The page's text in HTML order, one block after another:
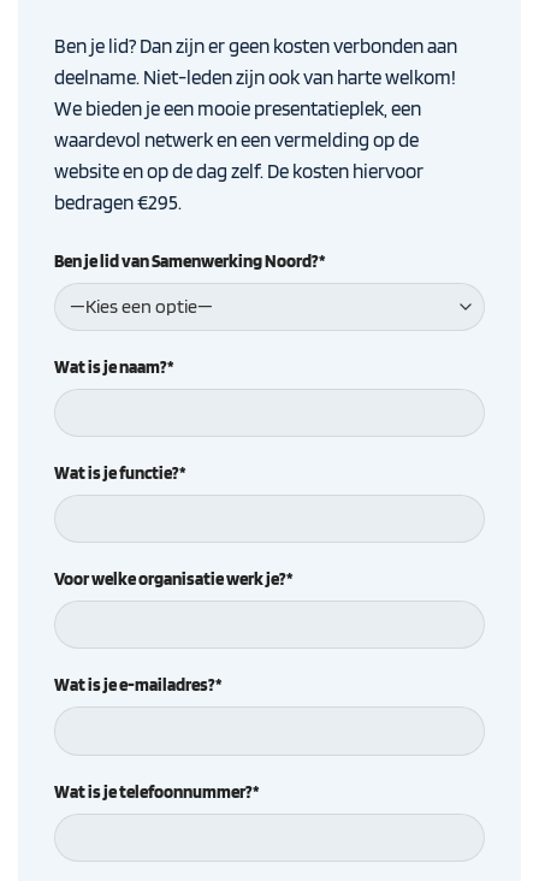
Ben je lid? Dan zijn er geen kosten verbonden aan
deelname. Niet-leden zijn ook van harte welkom!
We bieden je een mooie presentatieplek, een
waardevol netwerk en een vermelding op de
website en op de dag zelf. De kosten hiervoor
bedragen €295.
Ben je lid van Samenwerking Noord?*
Wat is je naam?*
Wat is je functie?*
Voor welke organisatie werk je?*
Wat is je e-mailadres?*
Wat is je telefoonnummer?*